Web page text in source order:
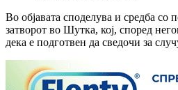
Во објавата споделува и средба
затворот во Шутка, кој, според
дека е подготвен да сведочи за